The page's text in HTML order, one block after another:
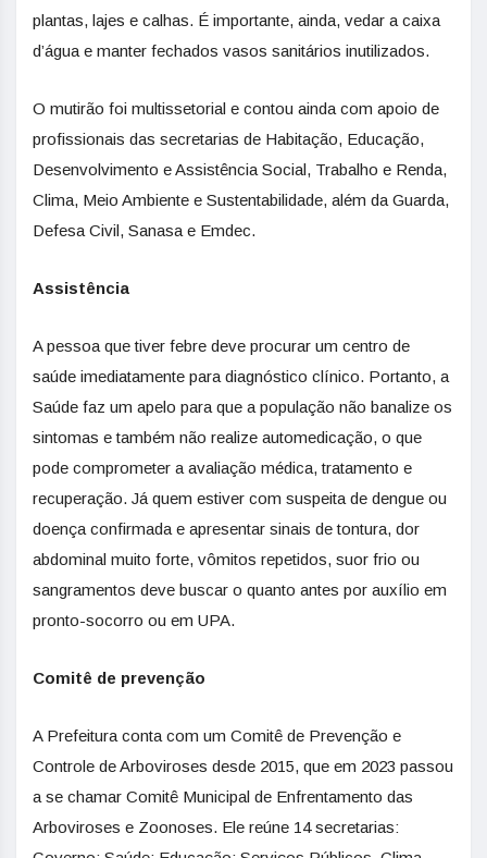
plantas, lajes e calhas. É importante, ainda, vedar a caixa
d’água e manter fechados vasos sanitários inutilizados.
O mutirão foi multissetorial e contou ainda com apoio de
profissionais das secretarias de Habitação, Educação,
Desenvolvimento e Assistência Social, Trabalho e Renda,
Clima, Meio Ambiente e Sustentabilidade, além da Guarda,
Defesa Civil, Sanasa e Emdec.
Assistência
A pessoa que tiver febre deve procurar um centro de
saúde imediatamente para diagnóstico clínico. Portanto, a
Saúde faz um apelo para que a população não banalize os
sintomas e também não realize automedicação, o que
pode comprometer a avaliação médica, tratamento e
recuperação. Já quem estiver com suspeita de dengue ou
doença confirmada e apresentar sinais de tontura, dor
abdominal muito forte, vômitos repetidos, suor frio ou
sangramentos deve buscar o quanto antes por auxílio em
pronto-socorro ou em UPA.
Comitê de prevenção
A Prefeitura conta com um Comitê de Prevenção e
Controle de Arboviroses desde 2015, que em 2023 passou
a se chamar Comitê Municipal de Enfrentamento das
Arboviroses e Zoonoses. Ele reúne 14 secretarias: